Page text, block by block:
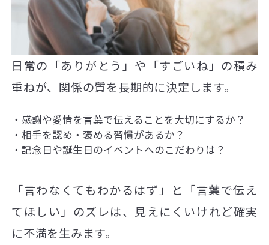
日常の「ありがとう」や「すごいね」の積み
重ねが、関係の質を長期的に決定します。
感謝や愛情を言葉で伝えることを大切にするか？
相手を認め・褒める習慣があるか？
記念日や誕生日のイベントへのこだわりは？
「言わなくてもわかるはず」と「言葉で伝え
てほしい」のズレは、見えにくいけれど確実
に不満を生みます。